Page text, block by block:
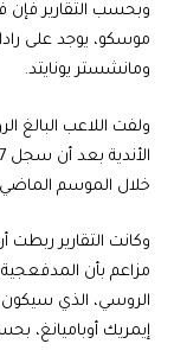
وبحسب التقارير
موسكو، يوجد على
ومانشستر يونايتد.
خلال الموسم
وكانت التقارير
مزاعم بأن المدفعجية
الروسي، الذي سيكون
إيمريك أوباميانغ،